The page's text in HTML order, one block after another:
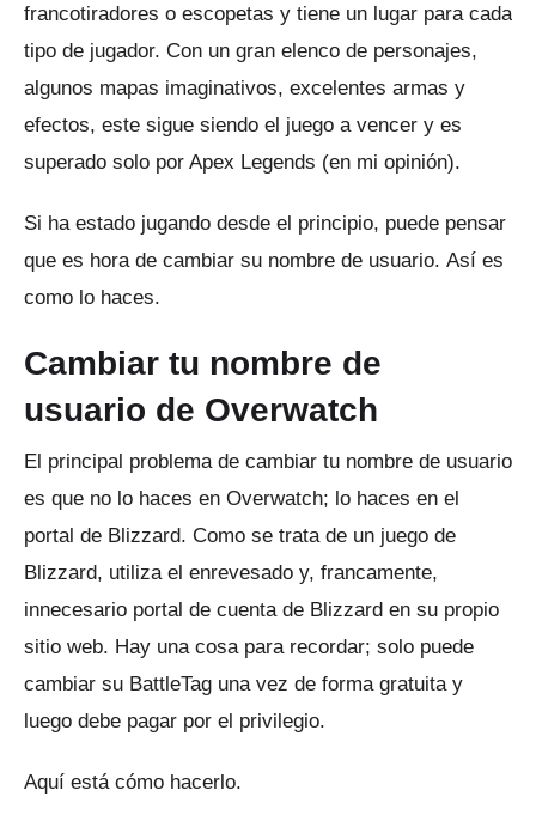
francotiradores o escopetas y tiene un lugar para cada
tipo de jugador. Con un gran elenco de personajes,
algunos mapas imaginativos, excelentes armas y
efectos, este sigue siendo el juego a vencer y es
superado solo por Apex Legends (en mi opinión).
Si ha estado jugando desde el principio, puede pensar
que es hora de cambiar su nombre de usuario. Así es
como lo haces.
Cambiar tu nombre de
usuario de Overwatch
El principal problema de cambiar tu nombre de usuario
es que no lo haces en Overwatch; lo haces en el
portal de Blizzard. Como se trata de un juego de
Blizzard, utiliza el enrevesado y, francamente,
innecesario portal de cuenta de Blizzard en su propio
sitio web. Hay una cosa para recordar; solo puede
cambiar su BattleTag una vez de forma gratuita y
luego debe pagar por el privilegio.
Aquí está cómo hacerlo.